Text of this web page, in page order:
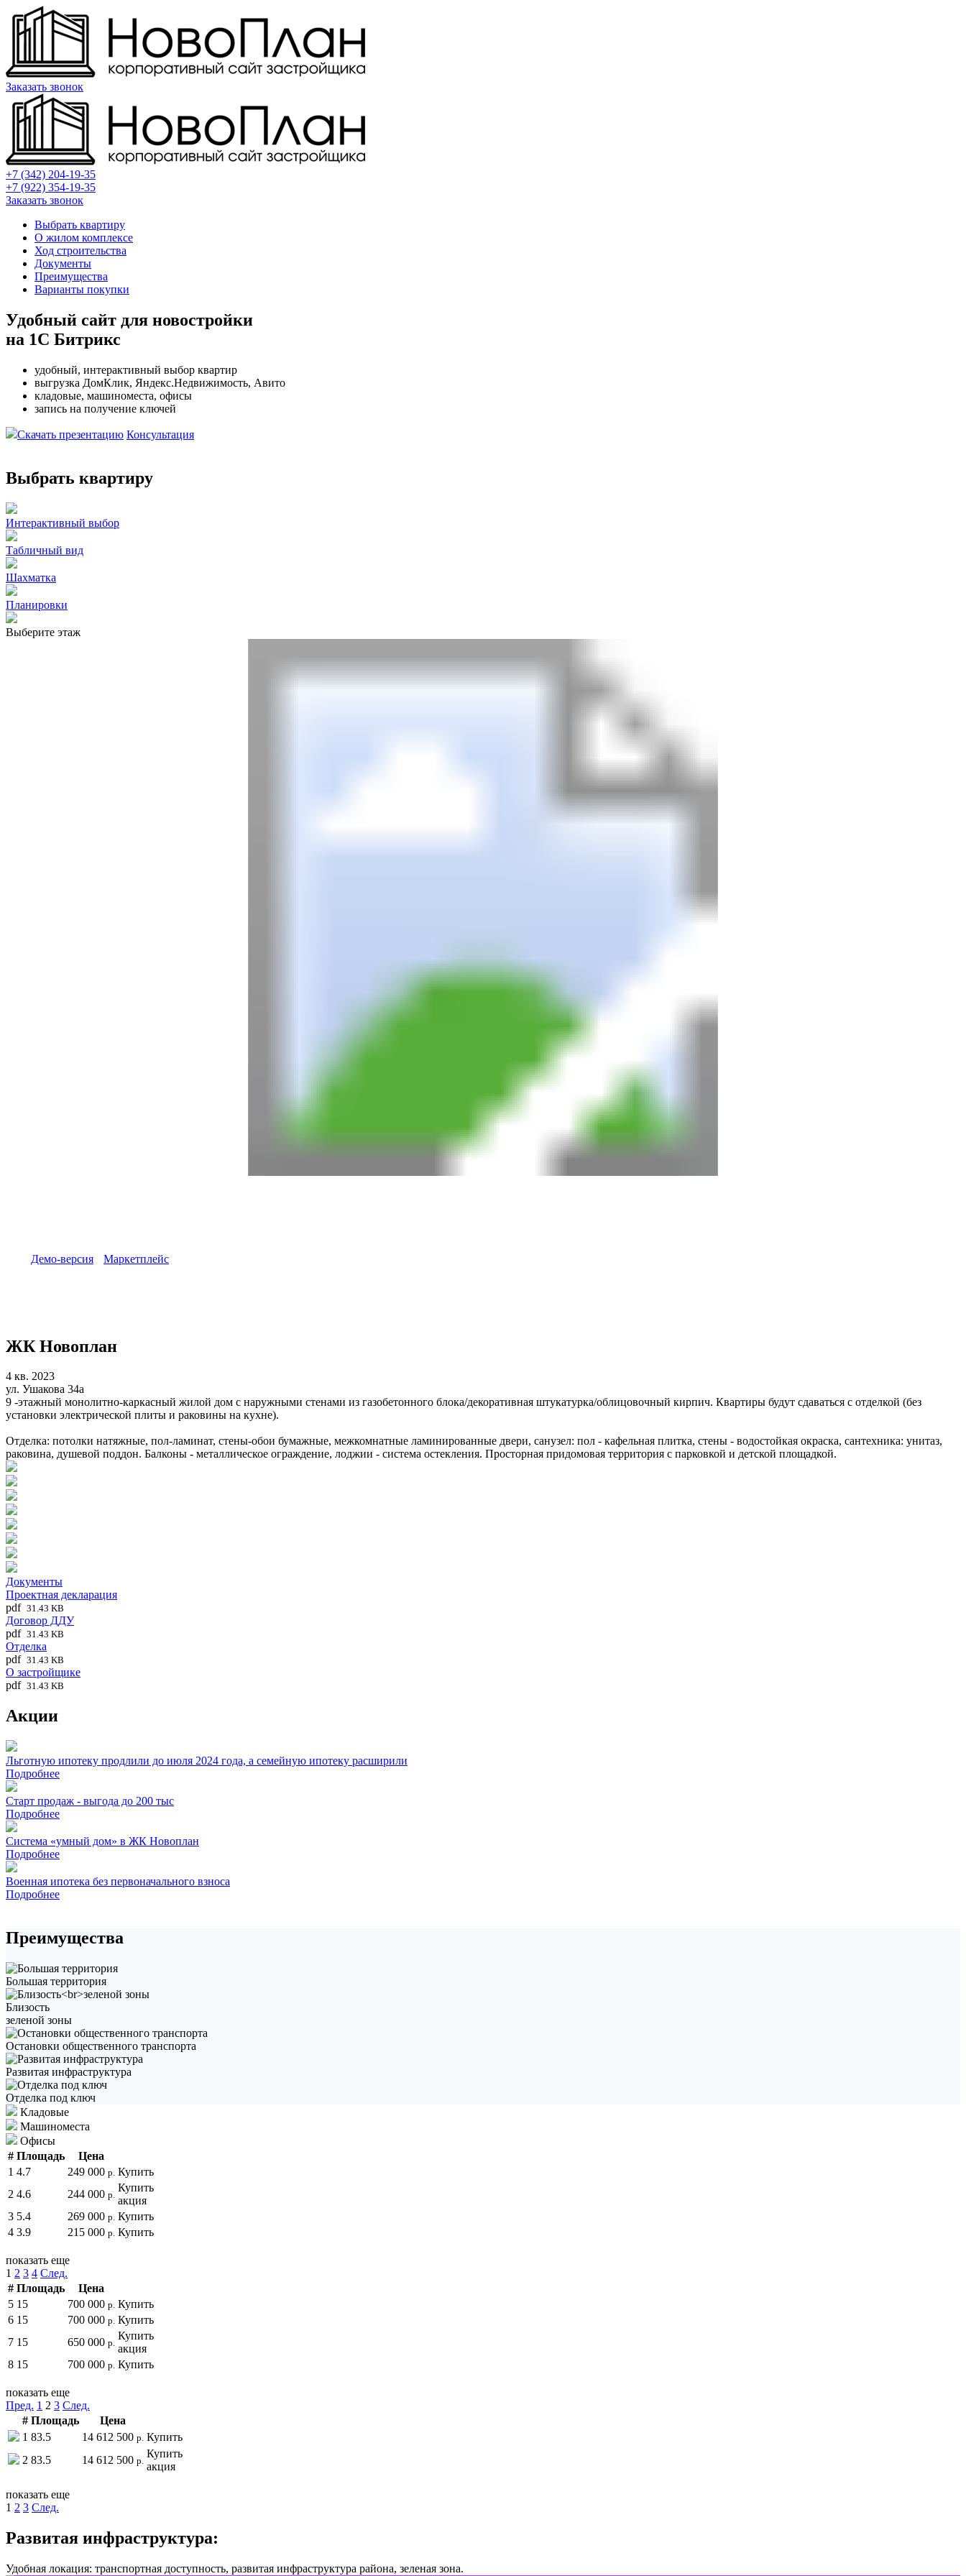
Заказать звонок
+7 (342) 204-19-35
+7 (922) 354-19-35
Заказать звонок
Выбрать квартиру
О жилом комплексе
Ход строительства
Документы
Преимущества
Варианты покупки
Удобный сайт для новостройки
на 1С Битрикс
удобный, интерактивный выбор квартир
выгрузка ДомКлик, Яндекс.Недвижимость, Авито
кладовые, машиноместа, офисы
запись на получение ключей
Скачать презентацию Консультация
Выбрать квартиру
Интерактивный выбор
Табличный вид
Шахматка
Планировки
Выберите этаж
Демо-версия
Маркетплейс
ЖК Новоплан
4 кв. 2023
ул. Ушакова 34а
9 -этажный монолитно-каркасный жилой дом с наружными стенами из газобетонного блока/декоративная штукатурка/облицовочный кирпич. Квартиры будут сдаваться с отделкой (без
установки электрической плиты и раковины на кухне).
Отделка: потолки натяжные, пол-ламинат, стены-обои бумажные, межкомнатные ламинированные двери, санузел: пол - кафельная плитка, стены - водостойкая окраска, сантехника: унитаз,
раковина, душевой поддон. Балконы - металлическое ограждение, лоджии - система остекления. Просторная придомовая территория с парковкой и детской площадкой.
Документы
Проектная декларация
pdf 31.43 KB
Договор ДДУ
pdf 31.43 KB
Отделка
pdf 31.43 KB
О застройщике
pdf 31.43 KB
Акции
Льготную ипотеку продлили до июля 2024 года, а семейную ипотеку расширили
Подробнее
Старт продаж - выгода до 200 тыс
Подробнее
Система «умный дом» в ЖК Новоплан
Подробнее
Военная ипотека без первоначального взноса
Подробнее
Преимущества
Большая территория
Близость
зеленой зоны
Остановки общественного транспорта
Развитая инфраструктура
Отделка под ключ
Кладовые
Машиноместа
Офисы
# Площадь
Цена
1 4.7 249 000 р. Купить
2 4.6 244 000 р.
Купить
акция
3 5.4 269 000 р. Купить
4 3.9 215 000 р. Купить
показать еще
1 2 3 4 След.
# Площадь
Цена
5 15 700 000 р. Купить
6 15 700 000 р. Купить
7 15 650 000 р.
Купить
акция
8 15 700 000 р. Купить
показать еще
Пред. 1 2 3 След.
# Площадь
Цена
1 83.5 14 612 500 р. Купить
2 83.5 14 612 500 р.
Купить
акция
показать еще
1 2 3 След.
Развитая инфраструктура:
Удобная локация: транспортная доступность, развитая инфраструктура района, зеленая зона.